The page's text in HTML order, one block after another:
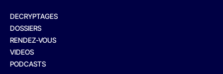
DECRYPTAGES
DOSSIERS
RENDEZ-VOUS
VIDEOS
PODCASTS